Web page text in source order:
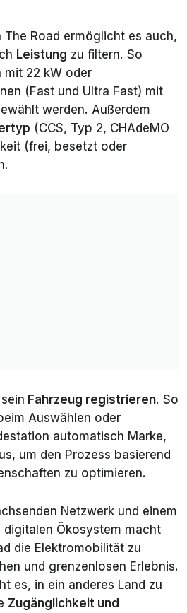
The Road ermöglicht es auch,
Leistung zu filtern. So
mit 22 kW oder
(Fast und Ultra Fast) mit
werden. Außerdem
(CCS, Typ 2, CHAdeMO
(frei, besetzt oder
Fahrzeug registrieren. So
Auswählen oder
automatisch Marke,
um den Prozess basierend
zu optimieren.
Netzwerk und einem
Ökosystem macht
die Elektromobilität zu
und grenzenlosen Erlebnis.
es, in ein anderes Land zu
Zugänglichkeit und